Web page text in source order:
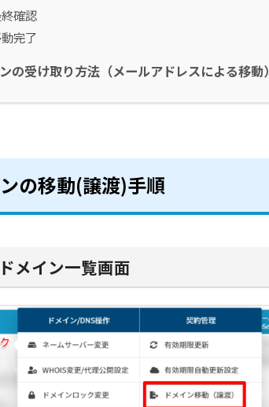
確認
完了
の受け取り方法（メールアドレスによる移動）
の移動(譲渡)手順
メイン一覧画面